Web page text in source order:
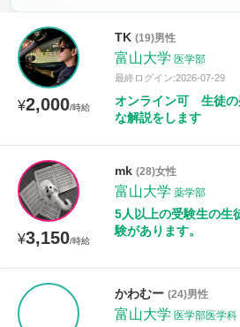
¥2,000/時給
TK (19)男性
富山大学 医学部
最終ログイン:2026-07-29
オンライン可 生徒の
な解説をします
¥3,150/時給
mk (28)女性
富山大学 薬学部
5人以上の受験生の生
験があります。
かわむー (24)男性
富山大学 医学部医学科
時給：¥1,000 ～ ¥10,000
月曜日 火曜日 水曜日
土曜日 日曜日